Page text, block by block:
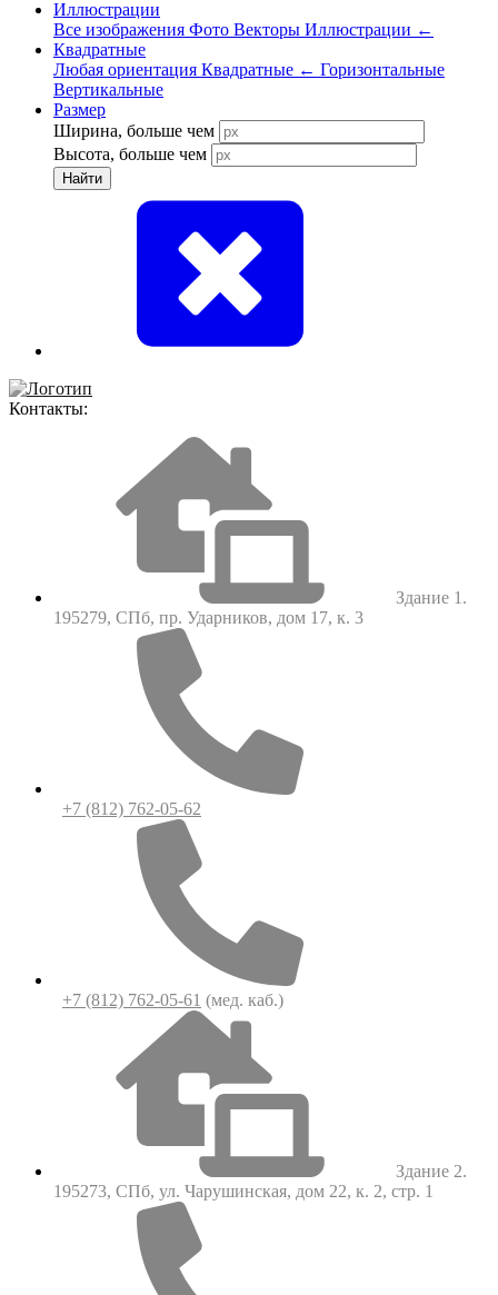
Иллюстрации
Все изображения Фото Векторы Иллюстрации ←
Квадратные
Любая ориентация Квадратные ← Горизонтальные
Вертикальные
Размер
Ширина, больше чем
Высота, больше чем
Найти
Контакты:
Здание 1.
195279, СПб, пр. Ударников, дом 17, к. 3
+7 (812) 762-05-62
+7 (812) 762-05-61 (мед. каб.)
Здание 2.
195273, СПб, ул. Чарушинская, дом 22, к. 2, стр. 1